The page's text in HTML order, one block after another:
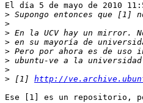
El día 5 de mayo de 2010
>
>
>
>
>
>
>
> [1] http://
Ese [1] es un repositorio,